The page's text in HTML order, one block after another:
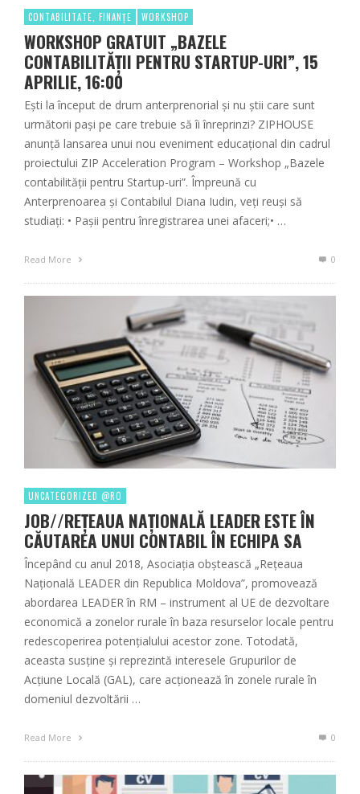
CONTABILITATE, FINANȚE WORKSHOP
WORKSHOP GRATUIT „BAZELE
CONTABILITĂȚII PENTRU STARTUP-URI”, 15
APRILIE, 16:00
Ești la început de drum anterprenorial și nu știi care sunt
următorii pași pe care trebuie să îi înreprinzi? ZIPHOUSE
anunță lansarea unui nou eveniment educațional din cadrul
proiectului ZIP Acceleration Program – Workshop „Bazele
contabilității pentru Startup-uri”. Împreună cu
Anterprenoarea și Contabilul Diana Iudin, veți reuși să
studiați: • Pașii pentru înregistrarea unei afaceri;• …
Read More 0
UNCATEGORIZED @RO
JOB//REȚEAUA NAȚIONALĂ LEADER ESTE ÎN
CĂUTAREA UNUI CONTABIL ÎN ECHIPA SA
Începând cu anul 2018, Asociația obștească „Rețeaua
Națională LEADER din Republica Moldova”, promovează
abordarea LEADER în RM – instrument al UE de dezvoltare
economică a zonelor rurale în baza resurselor locale pentru
redescoperirea potențialului acestor zone. Totodată,
aceasta susține și reprezintă interesele Grupurilor de
Acțiune Locală (GAL), care acționează în zonele rurale în
domeniul dezvoltării …
Read More 0